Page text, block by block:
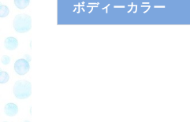
ボディーカラー